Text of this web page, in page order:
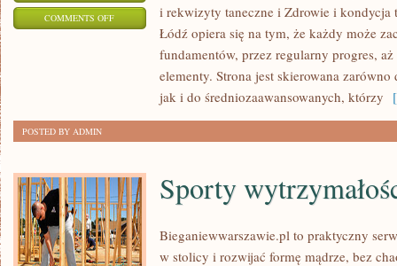
COMMENTS OFFON
TANECZNA
i rekwizyty taneczne i Zdrowie i kondycja
Łódź opiera się na tym, że każdy może
fundamentów, przez regularny progres,
elementy. Strona jest skierowana
jak i do średniozaawansowanych, którzy
POSTED BY ADMIN
Sporty
Bieganiewwarszawie.pl to praktyczny
w stolicy i rozwijać formę mądrze, bez